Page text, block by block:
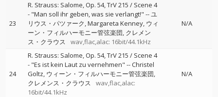
23
R. Strauss: Salome, Op. 54, TrV 215 / Scene 4
- "Man soll ihr geben, was sie verlangt!" --ユ
リウス・パツァーク Margareta Kenney ウィ
ーン・フィルハーモニー管弦楽団 クレメン
ス・クラウス
wav,flac,alac: 16bit/44.1kHz
N/A
24
R. Strauss: Salome, Op. 54, TrV 215 / Scene 4
- "Es ist kein Laut zu vernehmen" --Christel
Goltz ウィーン・フィルハーモニー管弦楽団
クレメンス・クラウス
wav,flac,alac:
16bit/44.1kHz
N/A